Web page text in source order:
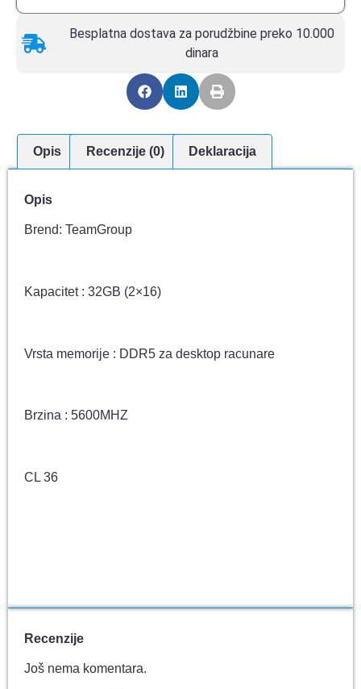
Besplatna dostava za porudžbine preko 10.000
dinara
Opis Recenzije (0) Deklaracija
Opis
Brend: TeamGroup
Kapacitet : 32GB (2×16)
Vrsta memorije : DDR5 za desktop racunare
Brzina : 5600MHZ
CL 36
Recenzije
Još nema komentara.